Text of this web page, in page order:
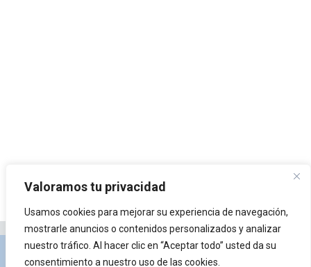
Valoramos tu privacidad
Usamos cookies para mejorar su experiencia de navegación,
mostrarle anuncios o contenidos personalizados y analizar
nuestro tráfico. Al hacer clic en “Aceptar todo” usted da su
consentimiento a nuestro uso de las cookies.
Privacidad y Política de Cookies Portal de